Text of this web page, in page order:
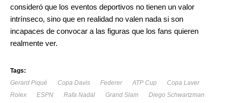
consideró que los eventos deportivos no tienen un valor
intrínseco, sino que en realidad no valen nada si son
incapaces de convocar a las figuras que los fans quieren
realmente ver.
Tags:
Gerard Piqué
Copa Davis Federer ATP Cup
Copa Laver
Rolex
ESPN Rafa Nadal Grand Slam
Diego Schwartzman